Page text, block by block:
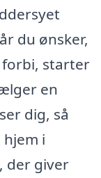
du ønsker,
forbi, starter
en
dig, så
i
der giver